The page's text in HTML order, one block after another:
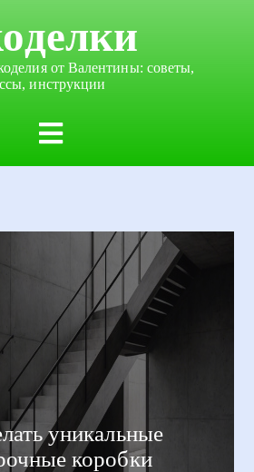
от Валентины: советы,
инструкции
уникальные
коробки